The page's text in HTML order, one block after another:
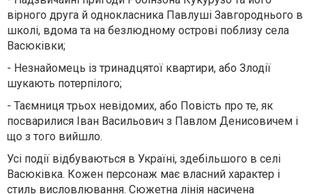
вірного друга й однокласника Павлуші Завгороднього в
школі, вдома та на безлюдному острові поблизу села
Васюківки;
- Незнайомець із тринадцятої квартири, або Злодії
шукають потерпілого;
- Таємниця трьох невідомих, або Повість про те, як
посварилися Іван Васильович з Павлом Денисовичем і
що з того вийшло.
Усі події відбуваються в Україні, здебільшого в селі
Васюківка. Кожен персонаж має власний характер і
стиль висловлювання. Сюжетна лінія насичена